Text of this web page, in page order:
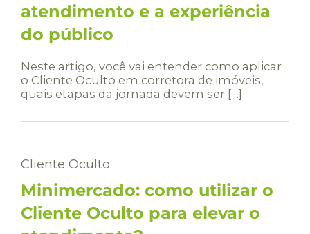
atendimento e a experiência
do público
Neste artigo, você vai entender como aplicar
o Cliente Oculto em corretora de imóveis,
quais etapas da jornada devem ser […]
Cliente Oculto
Minimercado: como utilizar o
Cliente Oculto para elevar o